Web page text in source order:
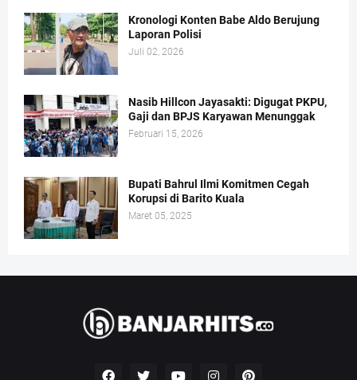
Kronologi Konten Babe Aldo Berujung
Laporan Polisi
Juli 02, 2026
Nasib Hillcon Jayasakti: Digugat PKPU,
Gaji dan BPJS Karyawan Menunggak
Februari 15, 2026
Bupati Bahrul Ilmi Komitmen Cegah
Korupsi di Barito Kuala
Maret 05, 2025